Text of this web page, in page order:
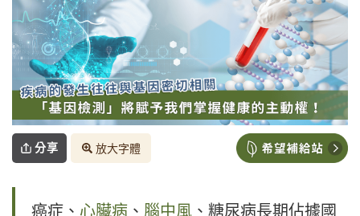
分享 放大字體
癌症、 心臟病 、 腦中風 、糖尿病長期佔據國